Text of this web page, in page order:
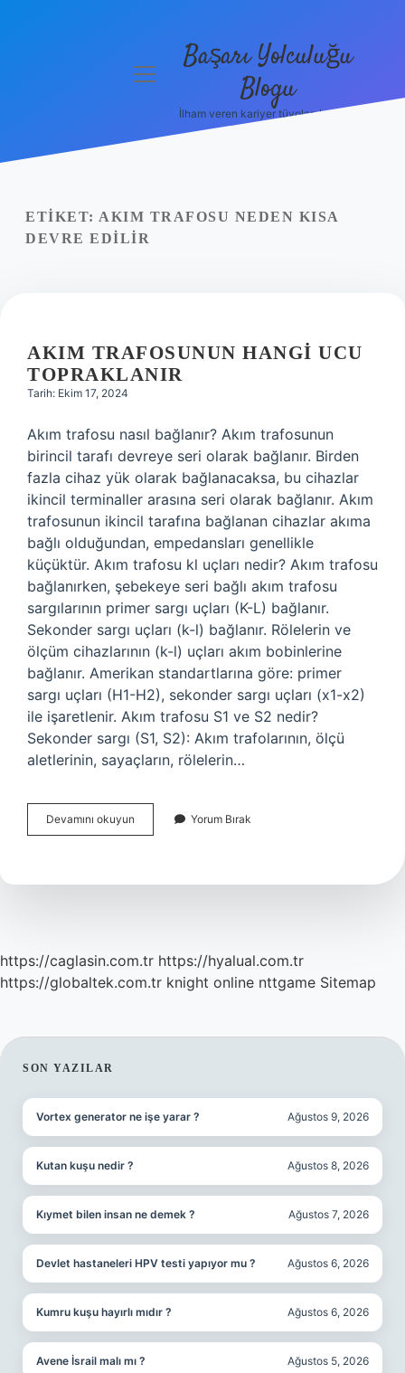
Yasal Uyarı
menüyüBaşarı Yolculuğu
Blogu
İlham veren kariyer tüyoları burada!
ETIKET: AKIM TRAFOSU NEDEN KISA
DEVRE EDILIR
AKIM TRAFOSUNUN HANGI UCU
TOPRAKLANIR
Tarih: Ekim 17, 2024
Akım trafosu nasıl bağlanır? Akım trafosunun
birincil tarafı devreye seri olarak bağlanır. Birden
fazla cihaz yük olarak bağlanacaksa, bu cihazlar
ikincil terminaller arasına seri olarak bağlanır. Akım
trafosunun ikincil tarafına bağlanan cihazlar akıma
bağlı olduğundan, empedansları genellikle
küçüktür. Akım trafosu kl uçları nedir? Akım trafosu
bağlanırken, şebekeye seri bağlı akım trafosu
sargılarının primer sargı uçları (K-L) bağlanır.
Sekonder sargı uçları (k-l) bağlanır. Rölelerin ve
ölçüm cihazlarının (k-l) uçları akım bobinlerine
bağlanır. Amerikan standartlarına göre: primer
sargı uçları (H1-H2), sekonder sargı uçları (x1-x2)
ile işaretlenir. Akım trafosu S1 ve S2 nedir?
Sekonder sargı (S1, S2): Akım trafolarının, ölçü
aletlerinin, sayaçların, rölelerin…
Devamını okuyun
Trafosunun
Topraklanır
Yorum Bırak
https://caglasin.com.tr https://hyalual.com.tr
https://globaltek.com.tr knight online nttgame Sitemap
SIDEBAR
SON YAZILAR
Vortex generator ne işe yarar ? Ağustos 9, 2026
Kutan kuşu nedir ? Ağustos 8, 2026
Kıymet bilen insan ne demek ? Ağustos 7, 2026
Devlet hastaneleri HPV testi yapıyor mu ? Ağustos 6, 2026
Kumru kuşu hayırlı mıdır ? Ağustos 6, 2026
Avene İsrail malı mı ? Ağustos 5, 2026